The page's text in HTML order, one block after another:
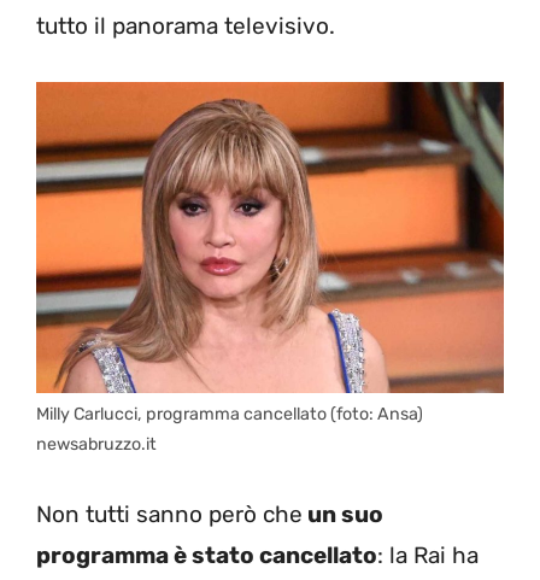
tutto il panorama televisivo.
Milly Carlucci, programma cancellato (foto: Ansa)
newsabruzzo.it
Non tutti sanno però che un suo
programma è stato cancellato: la Rai ha